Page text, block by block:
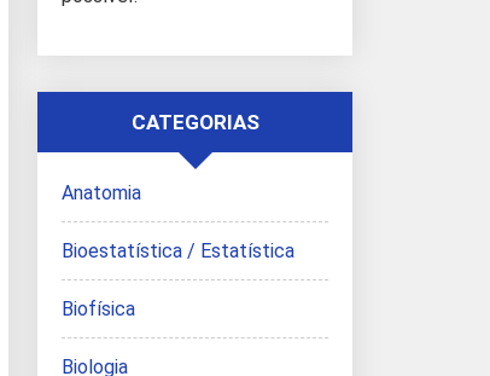
CATEGORIAS
Anatomia
Bioestatística / Estatística
Biofísica
Biologia